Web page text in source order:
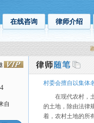
在线咨询 律师介绍
欢
村委会擅自以集体
在现代农村，
的土地，除由法律
着，农村土地的所
自